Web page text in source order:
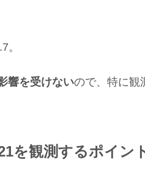
。
響を受けないので、特に観
を観測するポイン